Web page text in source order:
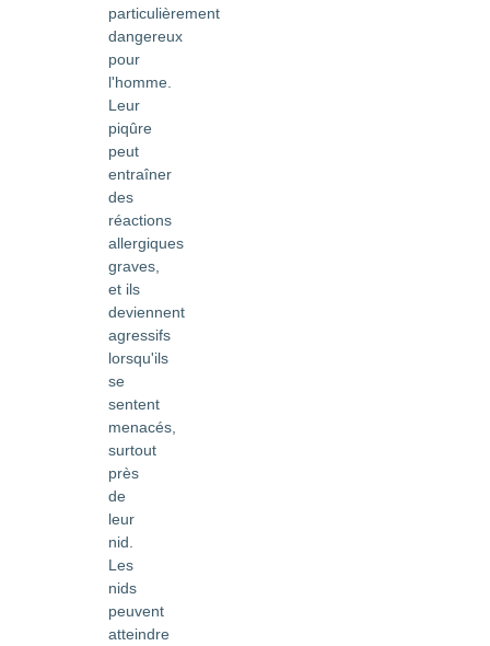
particulièrement
dangereux
pour
l'homme.
Leur
piqûre
peut
entraîner
des
réactions
allergiques
graves,
et ils
deviennent
agressifs
lorsqu'ils
se
sentent
menacés,
surtout
près
de
leur
nid.
Les
nids
peuvent
atteindre